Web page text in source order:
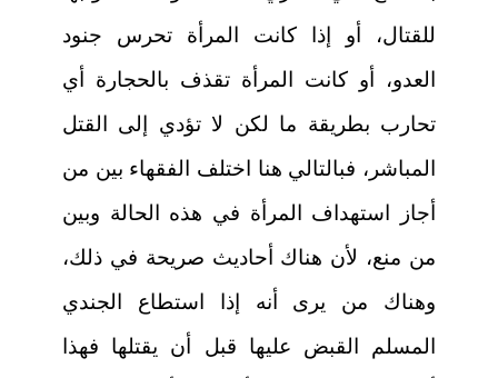
للقتال، أو إذا كانت المرأة تحرس جنود
العدو، أو كانت المرأة تقذف بالحجارة أي
تحارب بطريقة ما لكن لا تؤدي إلى القتل
المباشر، فبالتالي هنا اختلف الفقهاء بين من
أجاز استهداف المرأة في هذه الحالة وبين
من منع، لأن هناك أحاديث صريحة في ذلك،
وهناك من يرى أنه إذا استطاع الجندي
المسلم القبض عليها قبل أن يقتلها فهذا